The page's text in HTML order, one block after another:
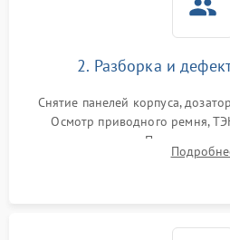
2. Разборка и
Снятие панелей корпуса,
Осмотр приводного ремня,
амортизаторов. Проверка
крестовины на износ, а